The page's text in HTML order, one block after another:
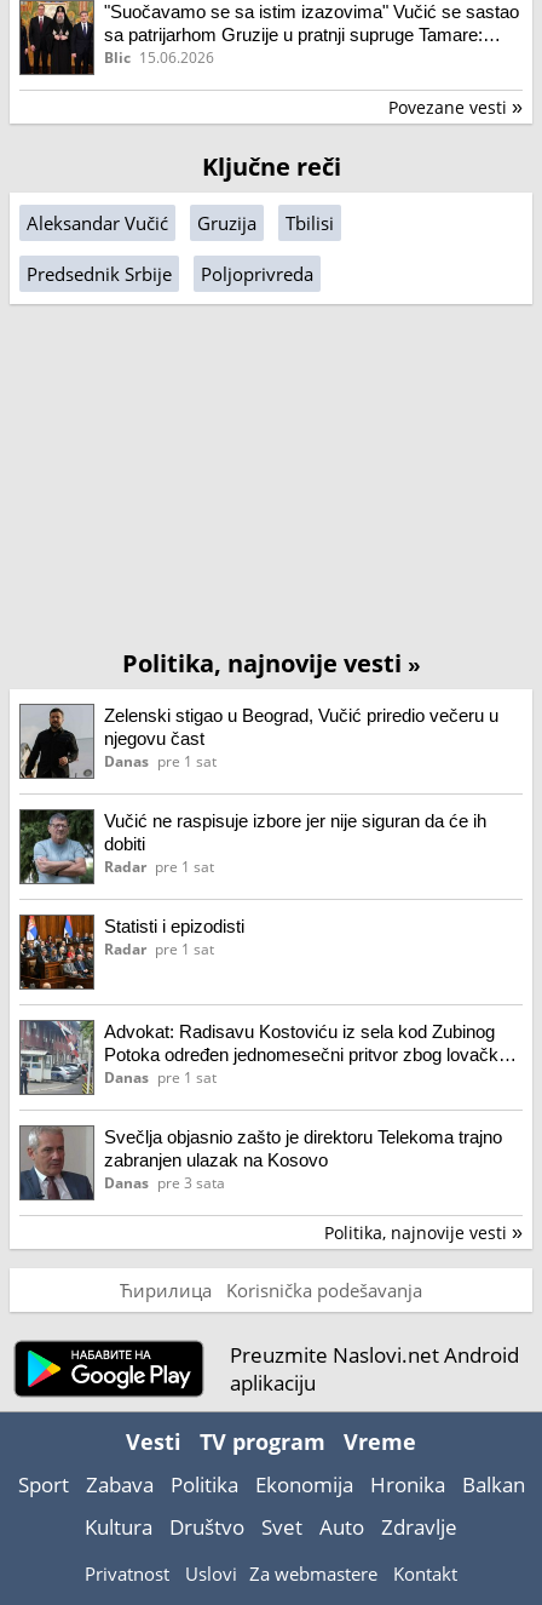
"Suočavamo se sa istim izazovima" Vučić se sastao
sa patrijarhom Gruzije u pratnji supruge Tamare:
"Nadam se da ćemo vas ugostiti" (foto, video)
Blic 15.06.2026
Povezane vesti »
Ključne reči
Aleksandar Vučić Gruzija Tbilisi
Predsednik Srbije Poljoprivreda
Politika, najnovije vesti »
Zelenski stigao u Beograd, Vučić priredio večeru u
njegovu čast
Danas pre 1 sat
Vučić ne raspisuje izbore jer nije siguran da će ih
dobiti
Radar pre 1 sat
Statisti i epizodisti
Radar pre 1 sat
Advokat: Radisavu Kostoviću iz sela kod Zubinog
Potoka određen jednomesečni pritvor zbog lovačke
puške
Danas pre 1 sat
Svečlja objasnio zašto je direktoru Telekoma trajno
zabranjen ulazak na Kosovo
Danas pre 3 sata
Politika, najnovije vesti »
Ћирилица Korisnička podešavanja
Preuzmite Naslovi.net Android
aplikaciju
Vesti TV program Vreme
Sport Zabava Politika Ekonomija Hronika
Balkan
Kultura
Društvo Svet Auto Zdravlje
Privatnost Uslovi Za webmastere Kontakt